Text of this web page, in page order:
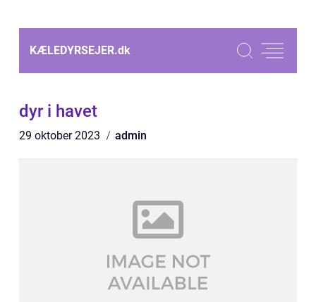
KÆLEDYRSEJER.dk
dyr i havet
29 oktober 2023 admin